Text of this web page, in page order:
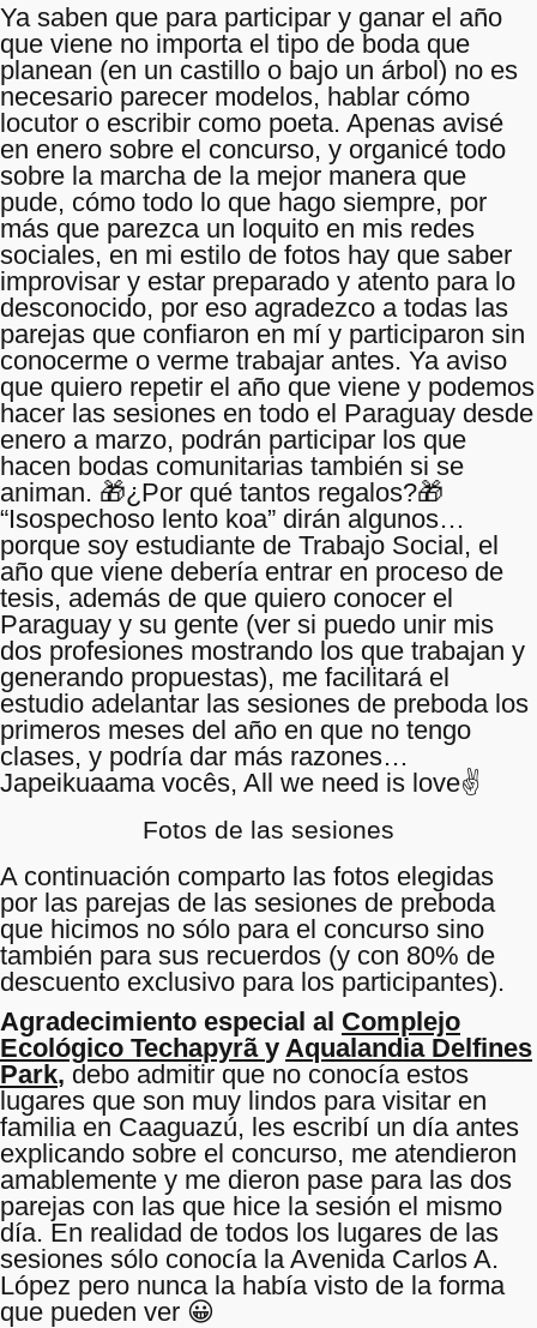
Ya saben que para participar y ganar el año
que viene no importa el tipo de boda que
planean (en un castillo o bajo un árbol) no es
necesario parecer modelos, hablar cómo
locutor o escribir como poeta. Apenas avisé
en enero sobre el concurso, y organicé todo
sobre la marcha de la mejor manera que
pude, cómo todo lo que hago siempre, por
más que parezca un loquito en mis redes
sociales, en mi estilo de fotos hay que saber
improvisar y estar preparado y atento para lo
desconocido, por eso agradezco a todas las
parejas que confiaron en mí y participaron sin
conocerme o verme trabajar antes. Ya aviso
que quiero repetir el año que viene y podemos
hacer las sesiones en todo el Paraguay desde
enero a marzo, podrán participar los que
hacen bodas comunitarias también si se
animan. 🎁¿Por qué tantos regalos?🎁
“Isospechoso lento koa” dirán algunos…
porque soy estudiante de Trabajo Social, el
año que viene debería entrar en proceso de
tesis, además de que quiero conocer el
Paraguay y su gente (ver si puedo unir mis
dos profesiones mostrando los que trabajan y
generando propuestas), me facilitará el
estudio adelantar las sesiones de preboda los
primeros meses del año en que no tengo
clases, y podría dar más razones…
Japeikuaama vocês, All we need is love✌️
Fotos de las sesiones
A continuación comparto las fotos elegidas
por las parejas de las sesiones de preboda
que hicimos no sólo para el concurso sino
también para sus recuerdos (y con 80% de
descuento exclusivo para los participantes).
Agradecimiento especial al Complejo
Ecológico Techapyrã y Aqualandia Delfines
Park, debo admitir que no conocía estos
lugares que son muy lindos para visitar en
familia en Caaguazú, les escribí un día antes
explicando sobre el concurso, me atendieron
amablemente y me dieron pase para las dos
parejas con las que hice la sesión el mismo
día. En realidad de todos los lugares de las
sesiones sólo conocía la Avenida Carlos A.
López pero nunca la había visto de la forma
que pueden ver 😀